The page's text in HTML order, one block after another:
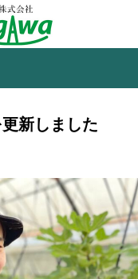
新しました